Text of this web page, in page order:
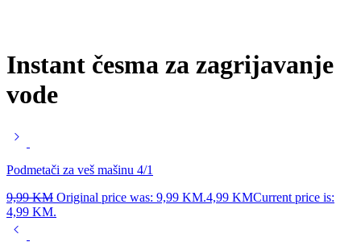
Instant česma za zagrijavanje
vode
Podmetači za veš mašinu 4/1
9,99KM Original price was: 9,99 KM.4,99 KMCurrent price is:
4,99 KM.